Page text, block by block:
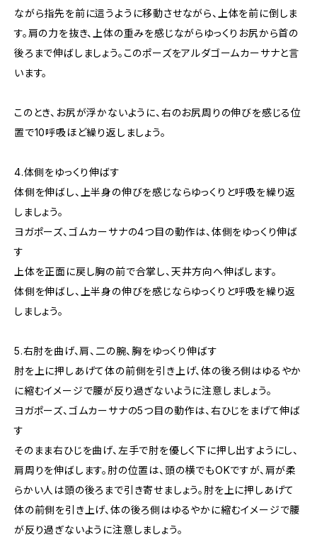
ながら指先を前に這うように移動させながら、上体を前に倒しま
す。肩の力を抜き、上体の重みを感じながらゆっくりお尻から首の
後ろまで伸ばしましょう。このポーズをアルダゴームカーサナと言
います。
このとき、お尻が浮かないように、右のお尻周りの伸びを感じる位
置で10呼吸ほど繰り返しましょう。
4.体側をゆっくり伸ばす
体側を伸ばし、上半身の伸びを感じならゆっくりと呼吸を繰り返
しましょう。
ヨガポーズ、ゴムカーサナの4つ目の動作は、体側をゆっくり伸ば
す
上体を正面に戻し胸の前で合掌し、天井方向へ伸ばします。
体側を伸ばし、上半身の伸びを感じならゆっくりと呼吸を繰り返
しましょう。
5.右肘を曲げ、肩、二の腕、胸をゆっくり伸ばす
肘を上に押しあげて体の前側を引き上げ、体の後ろ側はゆるやか
に縮むイメージで腰が反り過ぎないように注意しましょう。
ヨガポーズ、ゴムカーサナの5つ目の動作は、右ひじをまげて伸ば
す
そのまま右ひじを曲げ、左手で肘を優しく下に押し出すようにし、
肩周りを伸ばします。肘の位置は、頭の横でもOKですが、肩が柔
らかい人は頭の後ろまで引き寄せましょう。肘を上に押しあげて
体の前側を引き上げ、体の後ろ側はゆるやかに縮むイメージで腰
が反り過ぎないように注意しましょう。